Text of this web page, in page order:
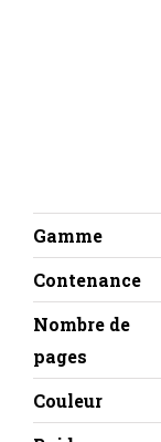
Gamme
Contenance
Nombre de
pages
Couleur